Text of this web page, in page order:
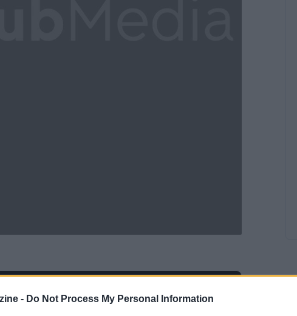
- Do Not Process My Personal Information
POWERED BY AdhubMedia